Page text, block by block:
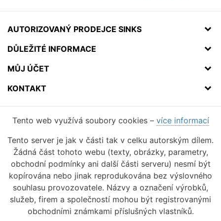
AUTORIZOVANÝ PRODEJCE SINKS
DŮLEŽITÉ INFORMACE
MŮJ ÚČET
KONTAKT
Tento web využívá soubory cookies – více informací
Tento server je jak v části tak v celku autorským dílem.
Žádná část tohoto webu (texty, obrázky, parametry,
obchodní podmínky ani další části serveru) nesmí být
kopírována nebo jinak reprodukována bez výslovného
souhlasu provozovatele. Názvy a označení výrobků,
služeb, firem a společností mohou být registrovanými
obchodními známkami příslušných vlastníků.